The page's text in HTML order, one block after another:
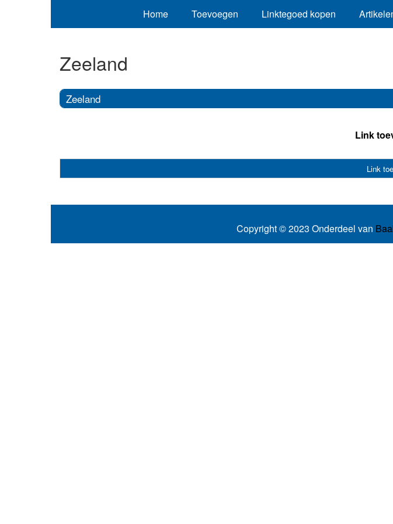
Home Toevoegen Linktegoed kopen
Zeeland
Zeeland
Link
Link
Copyright © 2023 Onderdeel van